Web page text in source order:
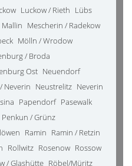
Luckow / Rieth Lübs
Mallin Mescherin / Radekow
Mölln / Wrodow
/ Broda
Ost Neuendorf
Neverin Neustrelitz Neverin
Papendorf Pasewalk
Penkun / Grünz
Ramin Ramin / Retzin
Rollwitz Rosenow Rossow
/ Glashütte Röbel/Müritz